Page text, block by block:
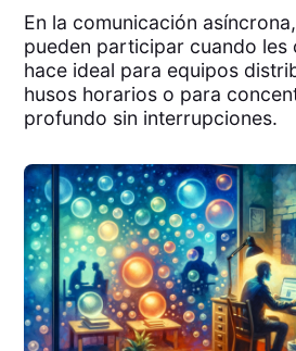
En la comunicación
pueden participar cuando les
hace ideal para equipos
husos horarios o para
profundo sin interrupciones.